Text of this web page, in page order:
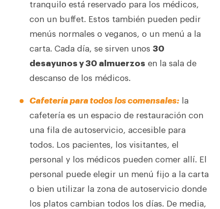
tranquilo está reservado para los médicos,
con un buffet. Estos también pueden pedir
menús normales o veganos, o un menú a la
carta. Cada día, se sirven unos 30
desayunos y 30 almuerzos en la sala de
descanso de los médicos.
Cafetería para todos los comensales: la
cafetería es un espacio de restauración con
una fila de autoservicio, accesible para
todos. Los pacientes, los visitantes, el
personal y los médicos pueden comer allí. El
personal puede elegir un menú fijo a la carta
o bien utilizar la zona de autoservicio donde
los platos cambian todos los días. De media,